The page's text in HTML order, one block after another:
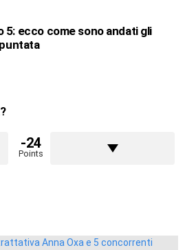
5: ecco come sono andati gli
-24
Points